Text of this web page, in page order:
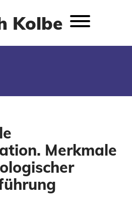
Kolbe
Merkmale